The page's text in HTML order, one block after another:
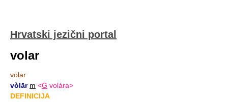
Hrvatski jezični portal
volar
volar
vòlār m <G volára>
DEFINICIJA